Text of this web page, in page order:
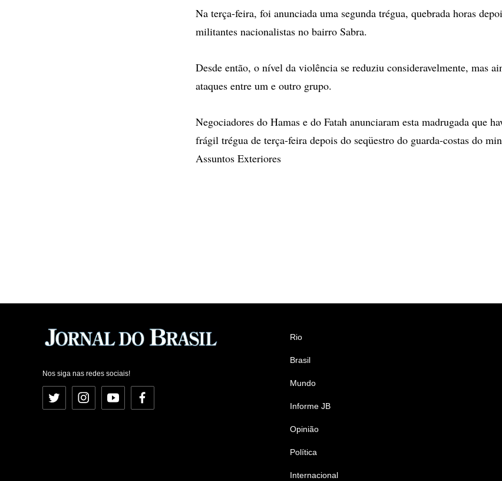
Na terça-feira, foi anunciada uma segunda trégua, quebrada horas
militantes nacionalistas no bairro Sabra.
Desde então, o nível da violência se reduziu consideravelmente, mas
ataques entre um e outro grupo.
Negociadores do Hamas e do Fatah anunciaram esta madrugada que
frágil trégua de terça-feira depois do seqüestro do guarda-costas do
Assuntos Exteriores
Nos siga nas redes sociais!
Twitter InstagramYouTubeFacebook
Rio
Brasil
Mundo
Informe JB
Opinião
Política
Internacional